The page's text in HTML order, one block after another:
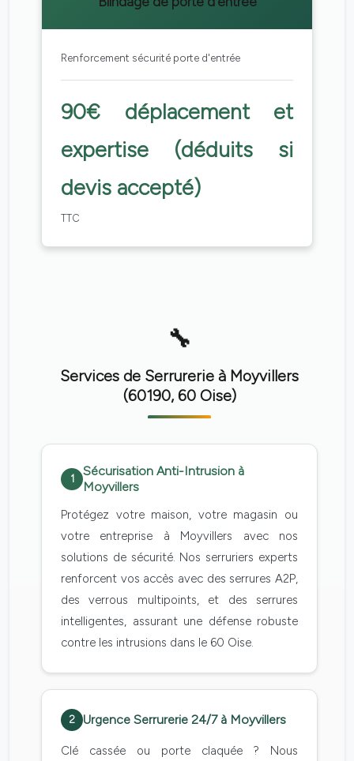
Renforcement sécurité porte d'entrée
90€ déplacement et
expertise (déduits si
devis accepté)
TTC
Services de Serrurerie à Moyvillers
(60190, 60 Oise)
1
Sécurisation Anti-Intrusion à
Moyvillers
Protégez votre maison, votre magasin ou
votre entreprise à Moyvillers avec nos
solutions de sécurité. Nos serruriers experts
renforcent vos accès avec des serrures A2P,
des verrous multipoints, et des serrures
intelligentes, assurant une défense robuste
contre les intrusions dans le 60 Oise.
2 Urgence Serrurerie 24/7 à Moyvillers
Clé cassée ou porte claquée ? Nous